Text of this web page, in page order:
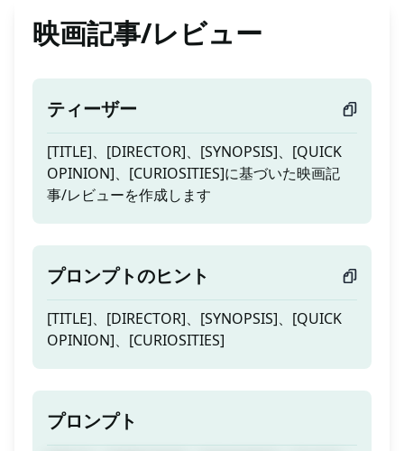
映画記事/レビュー
ティーザー
[TITLE]、[DIRECTOR]、[SYNOPSIS]、[QUICK
OPINION]、[CURIOSITIES]に基づいた映画記
事/レビューを作成します
プロンプトのヒント
[TITLE]、[DIRECTOR]、[SYNOPSIS]、[QUICK
OPINION]、[CURIOSITIES]
プロンプト